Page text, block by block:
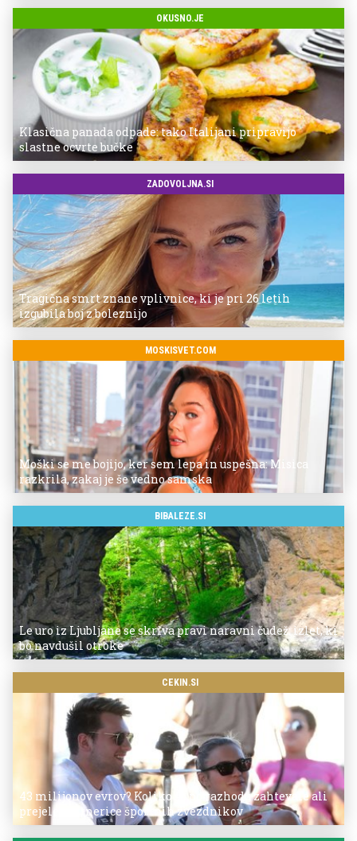
OKUSNO.JE
Klasična panada odpade: tako Italijani pripravijo
slastne ocvrte bučke
ZADOVOLJNA.SI
Tragična smrt znane vplivnice, ki je pri 26 letih
izgubila boj z boleznijo
MOSKISVET.COM
Moški se me bojijo, ker sem lepa in uspešna: Misica
razkrila, zakaj je še vedno samska
BIBALEZE.SI
Le uro iz Ljubljane se skriva pravi naravni čudež: izlet, ki
bo navdušil otroke
CEKIN.SI
43 milijonov evrov? Koliko so po razhodu zahtevale ali
prejele partnerice športnih zvezdnikov